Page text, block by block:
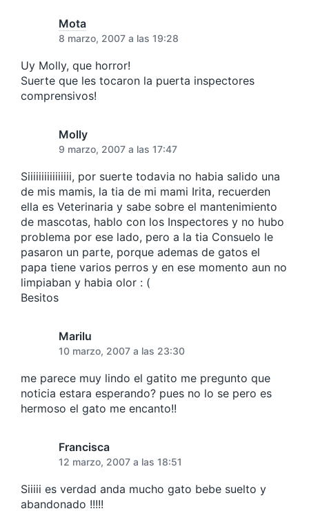
Mota
8 marzo, 2007 a las 19:28
Uy Molly, que horror!
Suerte que les tocaron la puerta inspectores
comprensivos!
Molly
9 marzo, 2007 a las 17:47
Siiiiiiiiiiiiiiii, por suerte todavia no habia salido una
de mis mamis, la tia de mi mami Irita, recuerden
ella es Veterinaria y sabe sobre el mantenimiento
de mascotas, hablo con los Inspectores y no hubo
problema por ese lado, pero a la tia Consuelo le
pasaron un parte, porque ademas de gatos el
papa tiene varios perros y en ese momento aun no
limpiaban y habia olor : (
Besitos
Marilu
10 marzo, 2007 a las 23:30
me parece muy lindo el gatito me pregunto que
noticia estara esperando? pues no lo se pero es
hermoso el gato me encanto!!
Francisca
12 marzo, 2007 a las 18:51
Siiiii es verdad anda mucho gato bebe suelto y
abandonado !!!!!